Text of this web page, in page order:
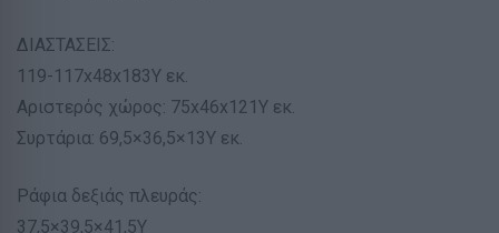
ΔΙΑΣΤΑΣΕΙΣ:
119-117x48x183Υ εκ.
Αριστερός χώρος: 75x46x121Υ εκ.
Συρτάρια: 69,5×36,5×13Υ εκ.
Ράφια δεξιάς πλευράς:
37,5×39,5×41,5Υ